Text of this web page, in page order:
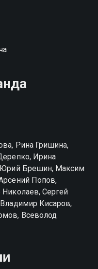
любовницей
защиты директора IT-
и Кристина делают
в
— смотрите онлайн
Рина Гришина,
Ирина
Юрий Брешин, Максим
Попов,
Сергей
Кисаров,
Всеволод